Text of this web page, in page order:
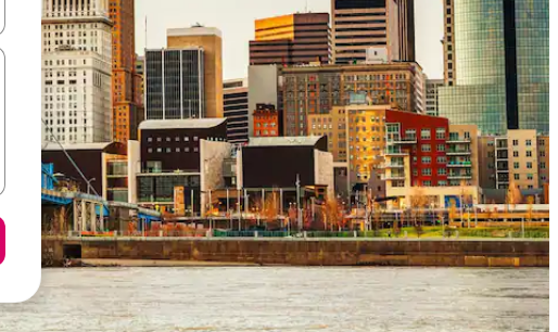
och nedåtpilarna eller utforska genom att trycka eller svepa.